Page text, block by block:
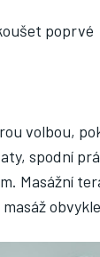
poprvé
volbou,
spodní
Masážní